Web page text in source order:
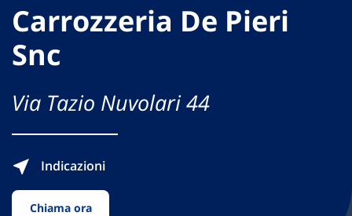
Carrozzeria De Pieri
Snc
Via Tazio Nuvolari 44
Indicazioni
Chiama ora